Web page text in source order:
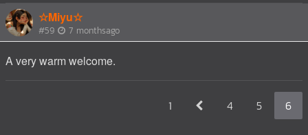
☆Miyu☆
#59 7 monthsago
A very warm welcome.
1 4 5 6